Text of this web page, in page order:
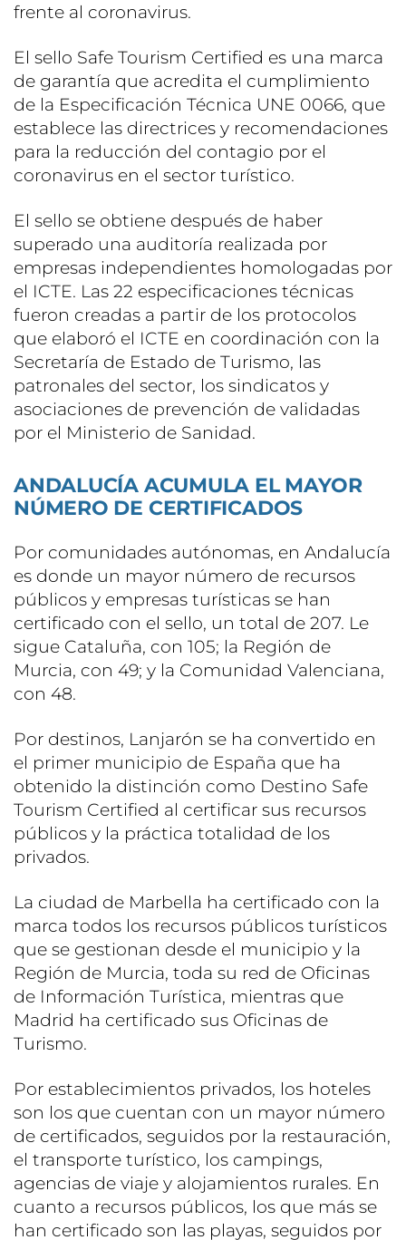
frente al coronavirus.
El sello Safe Tourism Certified es una marca
de garantía que acredita el cumplimiento
de la Especificación Técnica UNE 0066, que
establece las directrices y recomendaciones
para la reducción del contagio por el
coronavirus en el sector turístico.
El sello se obtiene después de haber
superado una auditoría realizada por
empresas independientes homologadas por
el ICTE. Las 22 especificaciones técnicas
fueron creadas a partir de los protocolos
que elaboró el ICTE en coordinación con la
Secretaría de Estado de Turismo, las
patronales del sector, los sindicatos y
asociaciones de prevención de validadas
por el Ministerio de Sanidad.
ANDALUCÍA ACUMULA EL MAYOR
NÚMERO DE CERTIFICADOS
Por comunidades autónomas, en Andalucía
es donde un mayor número de recursos
públicos y empresas turísticas se han
certificado con el sello, un total de 207. Le
sigue Cataluña, con 105; la Región de
Murcia, con 49; y la Comunidad Valenciana,
con 48.
Por destinos, Lanjarón se ha convertido en
el primer municipio de España que ha
obtenido la distinción como Destino Safe
Tourism Certified al certificar sus recursos
públicos y la práctica totalidad de los
privados.
La ciudad de Marbella ha certificado con la
marca todos los recursos públicos turísticos
que se gestionan desde el municipio y la
Región de Murcia, toda su red de Oficinas
de Información Turística, mientras que
Madrid ha certificado sus Oficinas de
Turismo.
Por establecimientos privados, los hoteles
son los que cuentan con un mayor número
de certificados, seguidos por la restauración,
el transporte turístico, los campings,
agencias de viaje y alojamientos rurales. En
cuanto a recursos públicos, los que más se
han certificado son las playas, seguidos por